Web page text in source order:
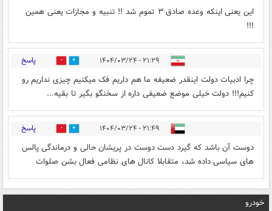
این یعنی اینکه وعده صادق ۳ تموم شد !! تنبیه و مجازات یعنی همین
!!!
۲۱:۲۹ - ۱۴۰۴/۰۳/۲۴ 1 پاسخ
چرا ادبیات دولت اینقدر ضعیفه ما هم داریم فک میکنیم چیزی نداریم رو
کنیم!!! دولت خیلی موضع ضعیفی داره از سخنگو بگیر تا بقیه...
۲۱:۴۹ - ۱۴۰۴/۰۳/۲۴ 1 پاسخ
دوست آن باشد که گیرد دست دوست در پریشان حالی و درماندگی پالس
های سیاسی داده شد، متقابلا کانال های نظامی فعال بشن صلوات
خودرو